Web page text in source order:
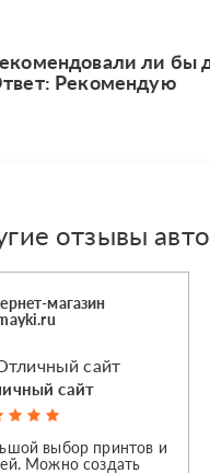
ли бы
Рекомендую
отзывы
магазин
сайт
выбор принтов и
Можно создать